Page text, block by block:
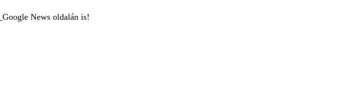
Google News oldalán is!